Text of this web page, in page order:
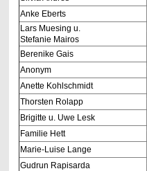
Anke Eberts
Lars Muesing u.
Stefanie Mairos
Berenike Gais
Anonym
Anette Kohlschmidt
Thorsten Rolapp
Brigitte u. Uwe Lesk
Familie Hett
Marie-Luise Lange
Gudrun Rapisarda